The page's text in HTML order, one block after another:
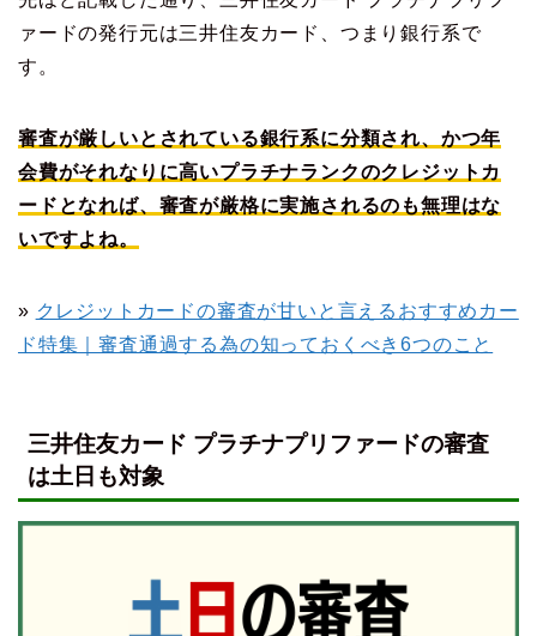
ァードの発行元は三井住友カード、つまり銀行系で
す。
審査が厳しいとされている銀行系に分類され、かつ年
会費がそれなりに高いプラチナランクのクレジットカ
ードとなれば、審査が厳格に実施されるのも無理はな
いですよね。
» クレジットカードの審査が甘いと言えるおすすめカー
ド特集｜審査通過する為の知っておくべき6つのこと
三井住友カード プラチナプリファードの審査
は土日も対象